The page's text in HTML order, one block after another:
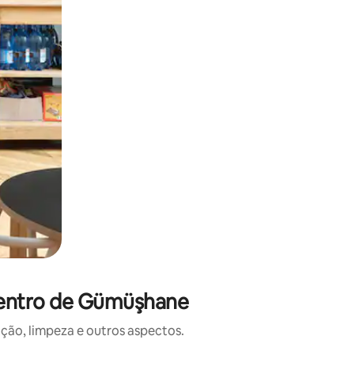
de Gümüşhane
limpeza e outros aspectos.